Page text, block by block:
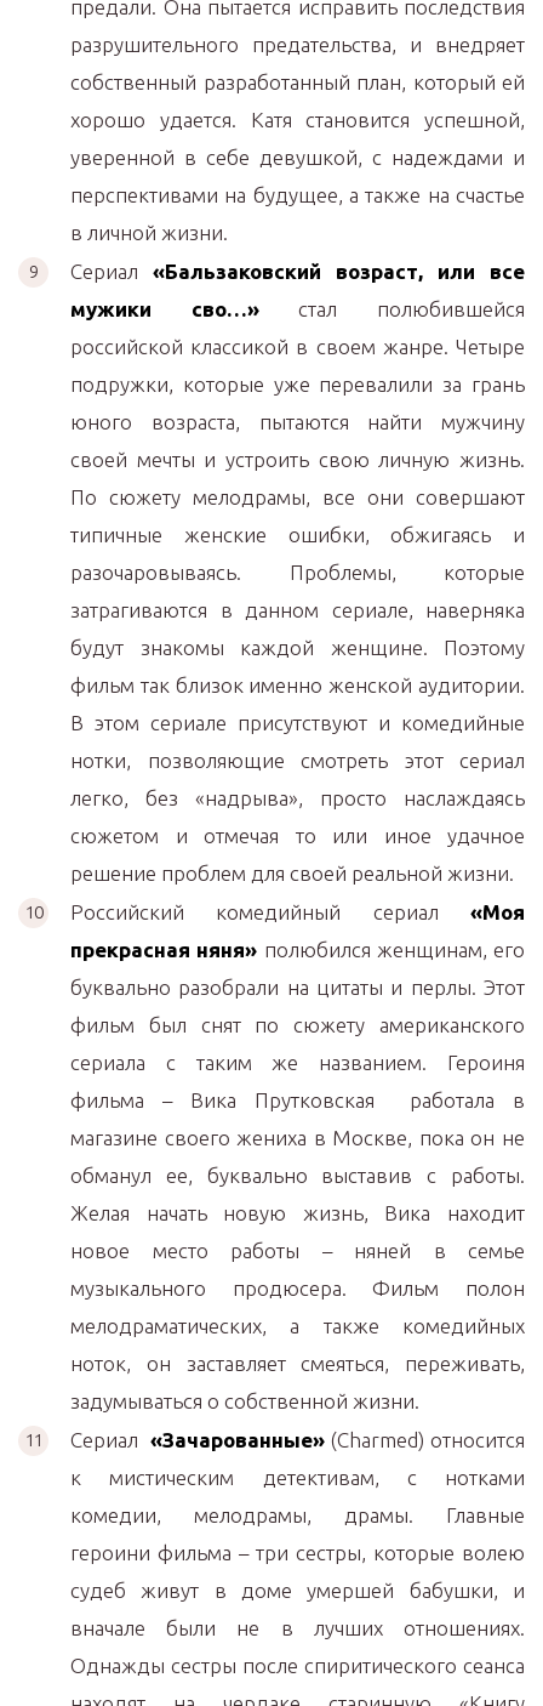
предали. Она пытается исправить последствия
разрушительного предательства, и внедряет
собственный разработанный план, который ей
хорошо удается. Катя становится успешной,
уверенной в себе девушкой, с надеждами и
перспективами на будущее, а также на счастье
в личной жизни.
Сериал «Бальзаковский возраст, или все
мужики сво…»стал полюбившейся
российской классикой в своем жанре. Четыре
подружки, которые уже перевалили за грань
юного возраста, пытаются найти мужчину
своей мечты и устроить свою личную жизнь.
По сюжету мелодрамы, все они совершают
типичные женские ошибки, обжигаясь и
разочаровываясь. Проблемы, которые
затрагиваются в данном сериале, наверняка
будут знакомы каждой женщине. Поэтому
фильм так близок именно женской аудитории.
В этом сериале присутствуют и комедийные
нотки, позволяющие смотреть этот сериал
легко, без «надрыва», просто наслаждаясь
сюжетом и отмечая то или иное удачное
решение проблем для своей реальной жизни.
Российский комедийный сериал «Моя
прекрасная няня» полюбился женщинам, его
буквально разобрали на цитаты и перлы. Этот
фильм был снят по сюжету американского
сериала с таким же названием. Героиня
фильма – Вика Прутковская работала в
магазине своего жениха в Москве, пока он не
обманул ее, буквально выставив с работы.
Желая начать новую жизнь, Вика находит
новое место работы – няней в семье
музыкального продюсера. Фильм полон
мелодраматических, а также комедийных
ноток, он заставляет смеяться, переживать,
задумываться о собственной жизни.
Сериал «Зачарованные» (Charmed) относится
к мистическим детективам, с нотками
комедии, мелодрамы, драмы. Главные
героини фильма – три сестры, которые волею
судеб живут в доме умершей бабушки, и
вначале были не в лучших отношениях.
Однажды сестры после спиритического сеанса